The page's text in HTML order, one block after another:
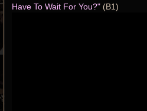
Have To Wait For You?" (B1)